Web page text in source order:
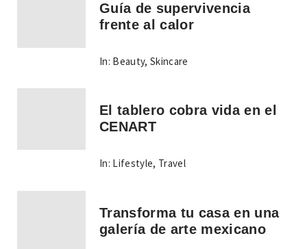
Guía de supervivencia
frente al calor
In: Beauty,Skincare
El tablero cobra vida en el
CENART
In: Lifestyle, Travel
Transforma tu casa en una
galería de arte mexicano